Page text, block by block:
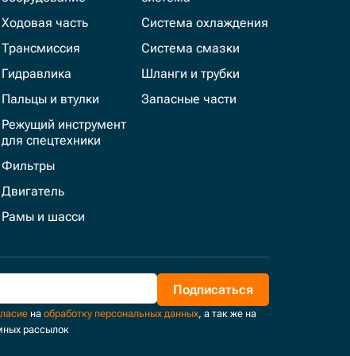
Ходовая часть
Трансмиссия
Гидравлика
Пальцы и втулки
Режущий инструмент
для спецтехники
Фильтры
Двигатель
Рамы и шасси
Система охлаждения
Система смазки
Шланги и трубки
Запасные части
Подписаться
на обработку персональных данных, а так же на
рассылок